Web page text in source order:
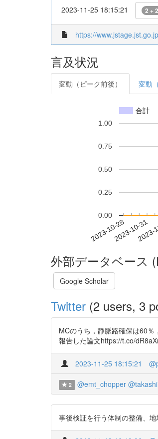
2023-11-25 18:15:21 2 + 2
https://
言及状況
変動（ピーク前後） 変動
合計
2023-10-282023-10-31
0.00
0.25
0.50
0.75
1.00
外部データベース
Google Scholar
Twitter (2 users, 3
MCのうち，静脈路確保は60
報告した論文https://t.co/
2023-11-25 18:15:21
2 @emt_chopper
事後検証を行う体制の整備、